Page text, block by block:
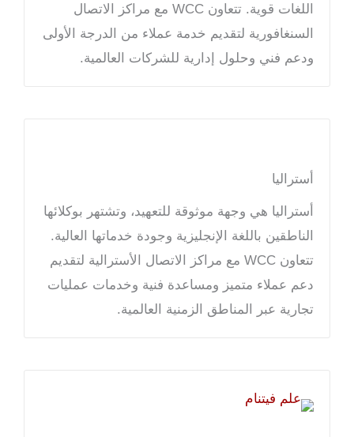
اللغات قوية. تتعاون WCC مع مراكز الاتصال
السنغافورية لتقديم خدمة عملاء من الدرجة الأولى
ودعم فني وحلول إدارية للشركات العالمية.
أستراليا
أستراليا هي وجهة موثوقة للتعهيد، وتشتهر بوكلائها
الناطقين باللغة الإنجليزية وجودة خدماتها العالية.
تتعاون WCC مع مراكز الاتصال الأسترالية لتقديم
دعم عملاء متميز ومساعدة فنية وخدمات عمليات
تجارية عبر المناطق الزمنية العالمية.